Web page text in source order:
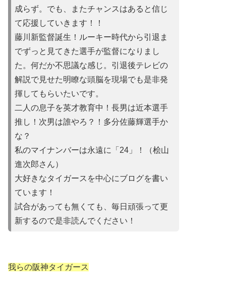
成らず。でも、またチャンスはあると信じ
て応援していきます！！
藤川新監督誕生！ルーキー時代から引退ま
でずっと見てきた選手が監督になりまし
た。何だか不思議な感じ。引退後テレビの
解説で見せた明瞭な頭脳を現場でも是非発
揮してもらいたいです。
二人の息子を英才教育中！長男は近本選手
推し！次男は誰やろ？！多分佐藤輝選手か
な？
私のマイナンバーは永遠に「24」！（桧山
進次郎さん）
大好きなタイガースを中心にブログを書い
ています！
試合があって も無くても、毎日頑張って更
新するので是非読んでください！
我らの阪神タイガース